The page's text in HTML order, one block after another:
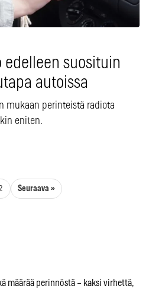
edelleen suosituin
autoissa
mukaan perinteistä radiota
eniten.
Seuraava »
määrää perinnöstä – kaksi virhettä,